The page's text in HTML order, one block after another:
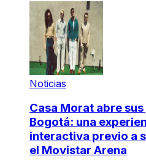
Noticias
Casa Morat abre
Bogotá: una
interactiva previo a
el Movistar Arena